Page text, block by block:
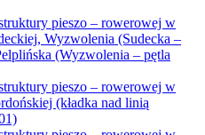
pieszo – rowerowej w
Wyzwolenia (Sudecka –
(Wyzwolenia – pętla
pieszo – rowerowej w
(kładka nad linią